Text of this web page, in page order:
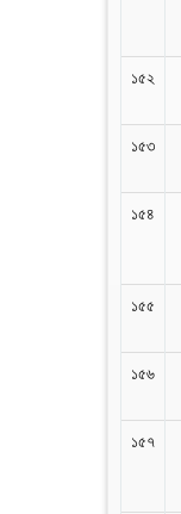
১৫২
১৫৩
১৫৪
১৫৫
১৫৬
১৫৭